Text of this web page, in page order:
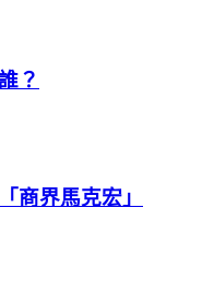
？
界馬克宏」